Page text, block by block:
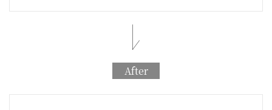
After